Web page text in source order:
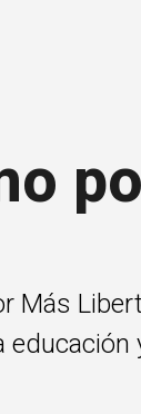
Más